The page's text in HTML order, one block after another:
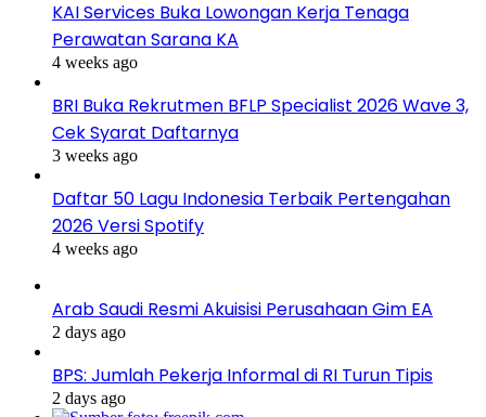
KAI Services Buka Lowongan Kerja Tenaga
Perawatan Sarana KA
4 weeks ago
BRI Buka Rekrutmen BFLP Specialist 2026 Wave 3,
Cek Syarat Daftarnya
3 weeks ago
Daftar 50 Lagu Indonesia Terbaik Pertengahan
2026 Versi Spotify
4 weeks ago
Arab Saudi Resmi Akuisisi Perusahaan Gim EA
2 days ago
BPS: Jumlah Pekerja Informal di RI Turun Tipis
2 days ago